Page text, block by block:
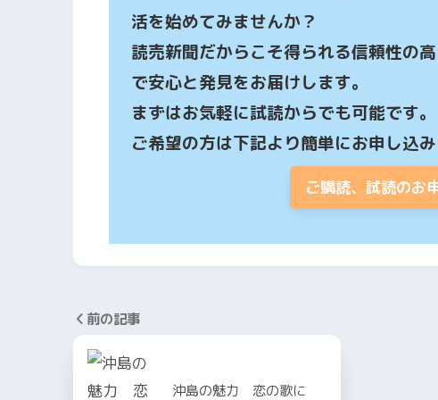
活を始めてみませんか？
読売新聞だからこそ得られる信頼性の
で安心と発見をお届けします。
まずはお気軽に試読からでも可能です。
ご希望の方は下記より簡単にお申し込み
ご購読、試読のお
前の記事
沖島の魅力 恋の歌に